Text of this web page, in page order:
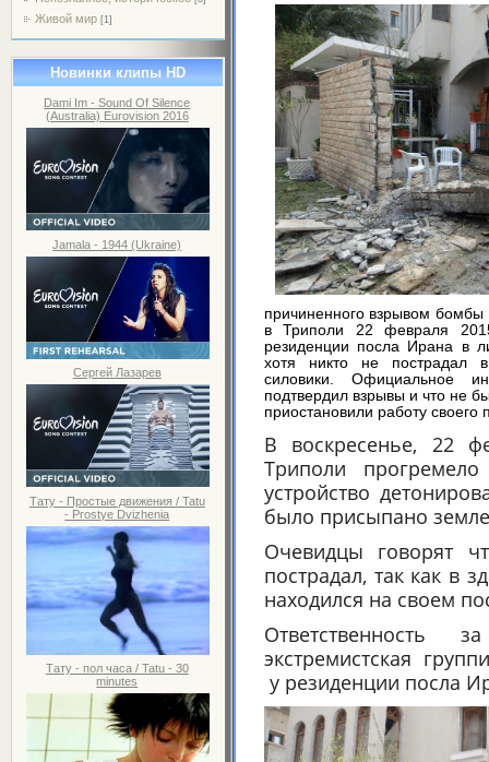
Живой мир [1]
Новинки клипы HD
Dami Im - Sound Of Silence
(Australia) Eurovision 2016
Jamala - 1944 (Ukraine)
Сергей Лазарев
Тату - Простые движения / Tatu
- Prostye Dvizhenia
Тату - пол часа / Tatu - 30
minutes
причиненного взрывом бомбы
в Триполи 22 февраля
резиденции посла Ирана в
хотя никто не пострадал в
силовики. Официальное
подтвердил взрывы и что не
приостановили работу
В воскресенье, 22
Триполи
устройство
было присыпано
Очевидцы говорят
пострадал, так как в
находился на своем
экстремистская
у резиденции посла